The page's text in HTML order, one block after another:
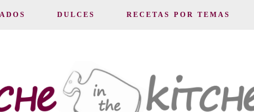
DULCES RECETAS POR TEMAS